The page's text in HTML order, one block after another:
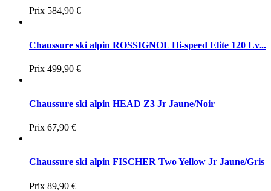
Prix 584,90 €
Chaussure ski alpin ROSSIGNOL Hi-speed Elite 120 Lv...
Prix 499,90 €
Chaussure ski alpin HEAD Z3 Jr Jaune/Noir
Prix 67,90 €
Chaussure ski alpin FISCHER Two Yellow Jr Jaune/Gris
Prix 89,90 €